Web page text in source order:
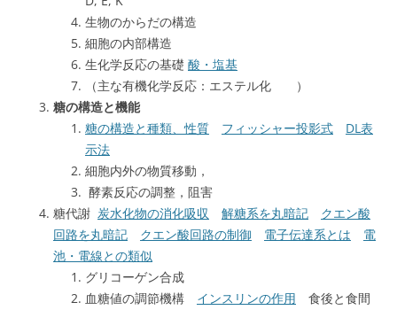
生物のからだの構造
細胞の内部構造
生化学反応の基礎 酸・塩基
（主な有機化学反応：エステル化 ）
糖の構造と機能
糖の構造と種類、性質
フィッシャー投影式
DL表
示法
細胞内外の物質移動，
酵素反応の調整，阻害
糖代謝 炭水化物の消化吸収 解糖系を丸暗記
クエン酸
回路を丸暗記
クエン酸回路の制御 電子伝達系とは
電
池・電線との類似
グリコーゲン合成
血糖値の調節機構 インスリンの作用 食後と食間